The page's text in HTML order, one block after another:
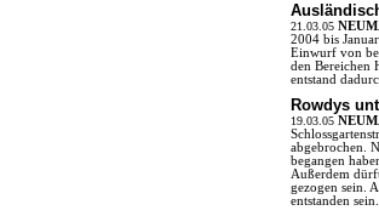
21.03.05
2004 bis
Einwurf von
den Bereichen
entstand
Rowdys
19.03.05
abgebrochen.
begangen
Außerdem
gezogen sein.
entstanden